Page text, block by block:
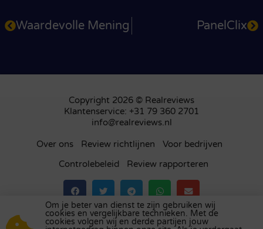
Waardevolle Mening PanelClix
Copyright 2026 © Realreviews
Klantenservice: +31 79 360 2701
info@realreviews.nl
Over ons Review richtlijnen
Voor bedrijven
Controlebeleid
Review rapporteren
Bezoek ons review platform inhet Verenigd
Om je beter van dienst te zijn gebruiken wij
cookies en vergelijkbare technieken. Met de
cookies volgen wij en derde partijen jouw